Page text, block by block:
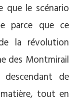
que le scénario
parce que ce
la révolution
des Montmirail
de
tout en